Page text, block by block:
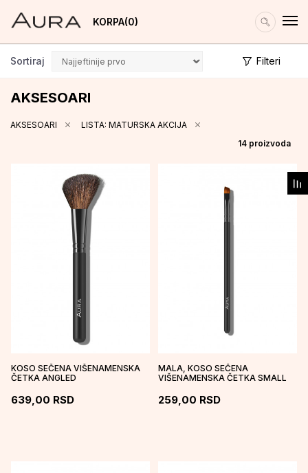
KORPA 0
AKSESOARI
Sortiraj Filteri
AKSESOARI
LISTA: MATURSKA AKCIJA
14 proizvoda
KOSO SEČENA VIŠENAMENSKA
ČETKA ANGLED
639,00 RSD
MALA, KOSO SEČENA
VIŠENAMENSKA ČETKA SMALL
259,00 RSD